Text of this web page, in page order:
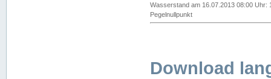
Wasserstand am 16.07.2013 08:00 Uhr:
Pegelnullpunkt
Download